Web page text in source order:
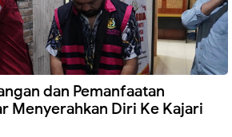
dan Pemanfaatan
Menyerahkan Diri Ke Kajari